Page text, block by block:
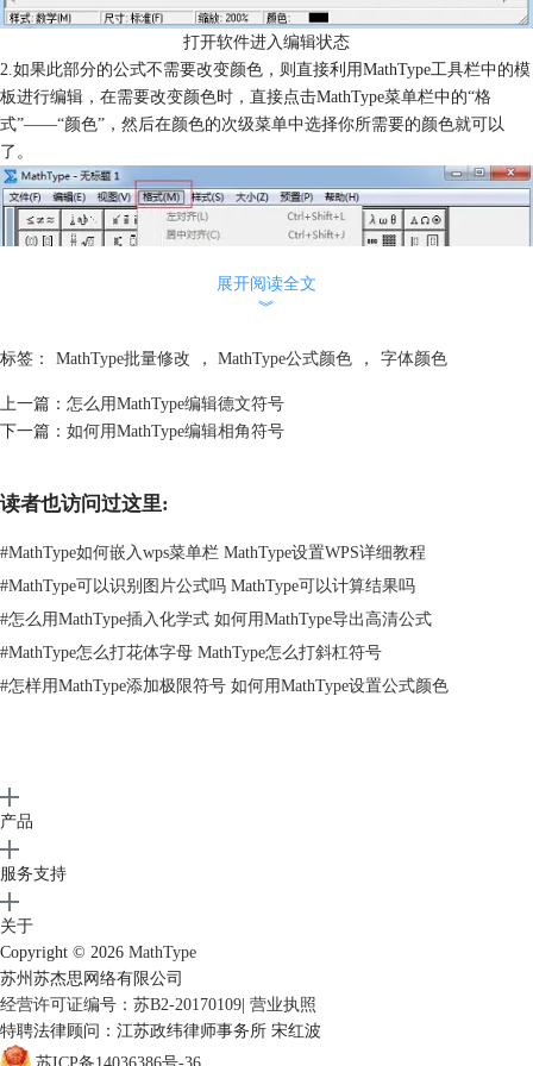
打开软件进入编辑状态
2.如果此部分的公式不需要改变颜色，则直接利用MathType工具栏中的模
板进行编辑，在需要改变颜色时，直接点击MathType菜单栏中的“格
式”——“颜色”，然后在颜色的次级菜单中选择你所需要的颜色就可以
了。
MathType菜单栏中的“格式”——“颜色”选择需要的颜色
3.如果需要改变颜色的部分已经编辑完成，继续使用默认的黑色或者其它
颜色时，只要进行同样的操作，将颜色勾选为黑色或你想的颜色就可以
了。这样你就可以在MathType中快速地编辑出几种不同颜色的公式了。
不颜色的公式示例
展开阅读全文
︾
标签： MathType批量修改 ， MathType公式颜色 ， 字体颜色
上一篇： 怎么用MathType编辑德文符号
下一篇： 如何用MathType编辑相角符号
读者也访问过这里:
#MathType如何嵌入wps菜单栏 MathType设置WPS详细教程
#MathType可以识别图片公式吗 MathType可以计算结果吗
#怎么用MathType插入化学式 如何用MathType导出高清公式
#MathType怎么打花体字母 MathType怎么打斜杠符号
#怎样用MathType添加极限符号 如何用MathType设置公式颜色
产品
服务支持
关于
Copyright © 2026 MathType
苏州苏杰思网络有限公司
经营许可证编号：苏B2-20170109 营业执照
特聘法律顾问：江苏政纬律师事务所 宋红波